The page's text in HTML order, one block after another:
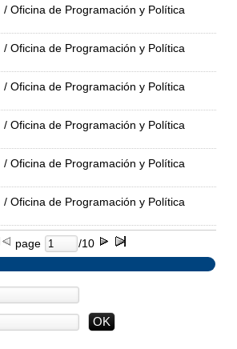
/ Oficina de Programación y Política
/ Oficina de Programación y Política
/ Oficina de Programación y Política
/ Oficina de Programación y Política
/ Oficina de Programación y Política
/ Oficina de Programación y Política
page /10